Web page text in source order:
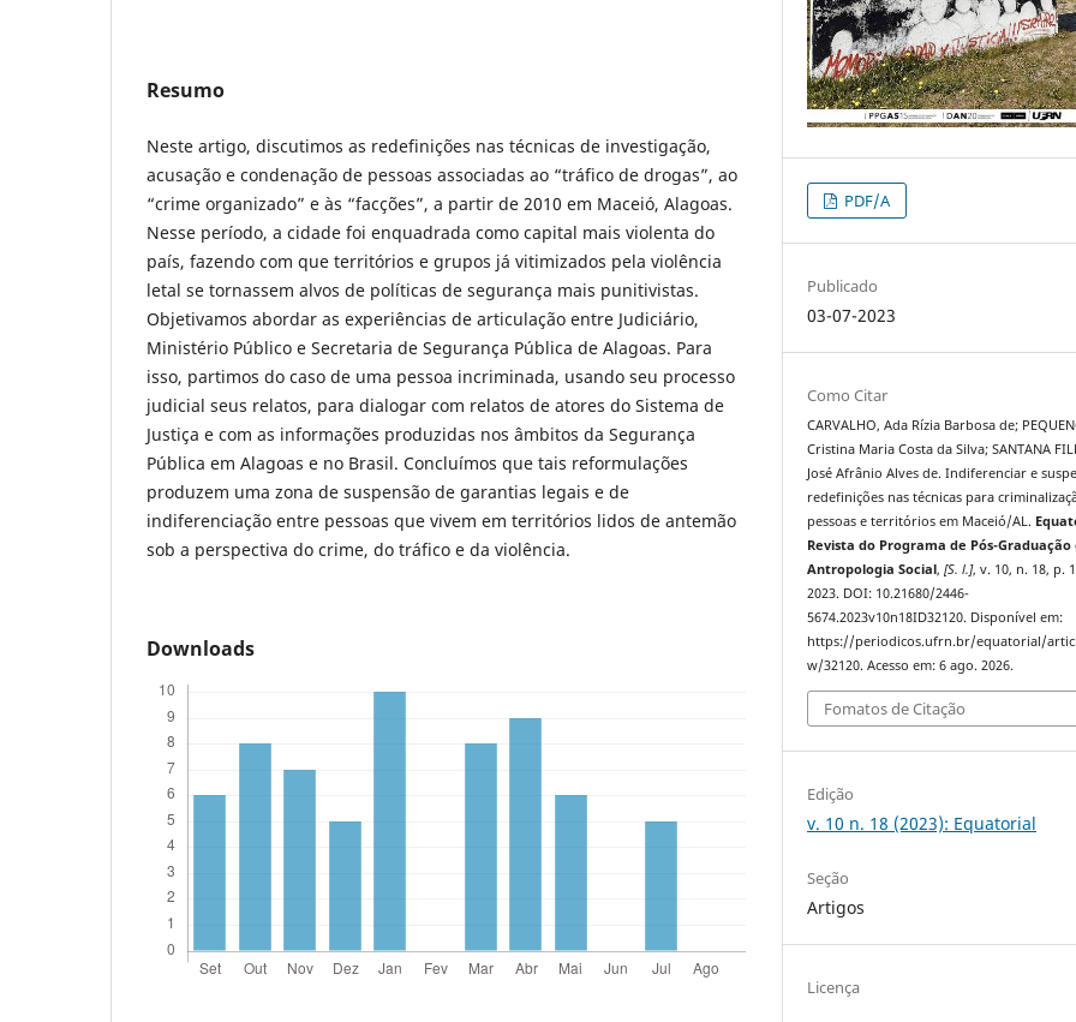
Resumo
Neste artigo, discutimos as redefinições nas técnicas de investigação,
acusação e condenação de pessoas associadas ao “tráfico de drogas”, ao
“crime organizado” e às “facções”, a partir de 2010 em Maceió, Alagoas.
Nesse período, a cidade foi enquadrada como capital mais violenta do
país, fazendo com que territórios e grupos já vitimizados pela violência
letal se tornassem alvos de políticas de segurança mais punitivistas.
Objetivamos abordar as experiências de articulação entre Judiciário,
Ministério Público e Secretaria de Segurança Pública de Alagoas. Para
isso, partimos do caso de uma pessoa incriminada, usando seu processo
judicial seus relatos, para dialogar com relatos de atores do Sistema de
Justiça e com as informações produzidas nos âmbitos da Segurança
Pública em Alagoas e no Brasil. Concluímos que tais reformulações
produzem uma zona de suspensão de garantias legais e de
indiferenciação entre pessoas que vivem em territórios lidos de antemão
sob a perspectiva do crime, do tráfico e da violência.
Downloads
PDF/A
Publicado
03-07-2023
Como Citar
CARVALHO, Ada Rízia Barbosa de;
Cristina Maria Costa da Silva; SANTANA
José Afrânio Alves de. Indiferenciar e
redefinições nas técnicas para
pessoas e territórios em Maceió/AL.
Revista do Programa de Pós-Graduação
Antropologia Social,[S. l.], v. 10, n. 18, p.
2023. DOI: 10.21680/2446-
5674.2023v10n18ID32120. Disponível em:
https://periodicos.ufrn.br/equatorial/
w/32120. Acesso em: 6 ago. 2026.
Fomatos de Citação
Edição
v. 10 n. 18 (2023): Equatorial
Seção
Artigos
Licença